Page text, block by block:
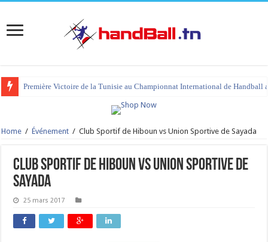
Première Victoire de la Tunisie au Championnat International de Handball
Home / Événement / Club Sportif de Hiboun vs Union Sportive de Sayada
Club Sportif de Hiboun vs Union Sportive de
Sayada
25 mars 2017